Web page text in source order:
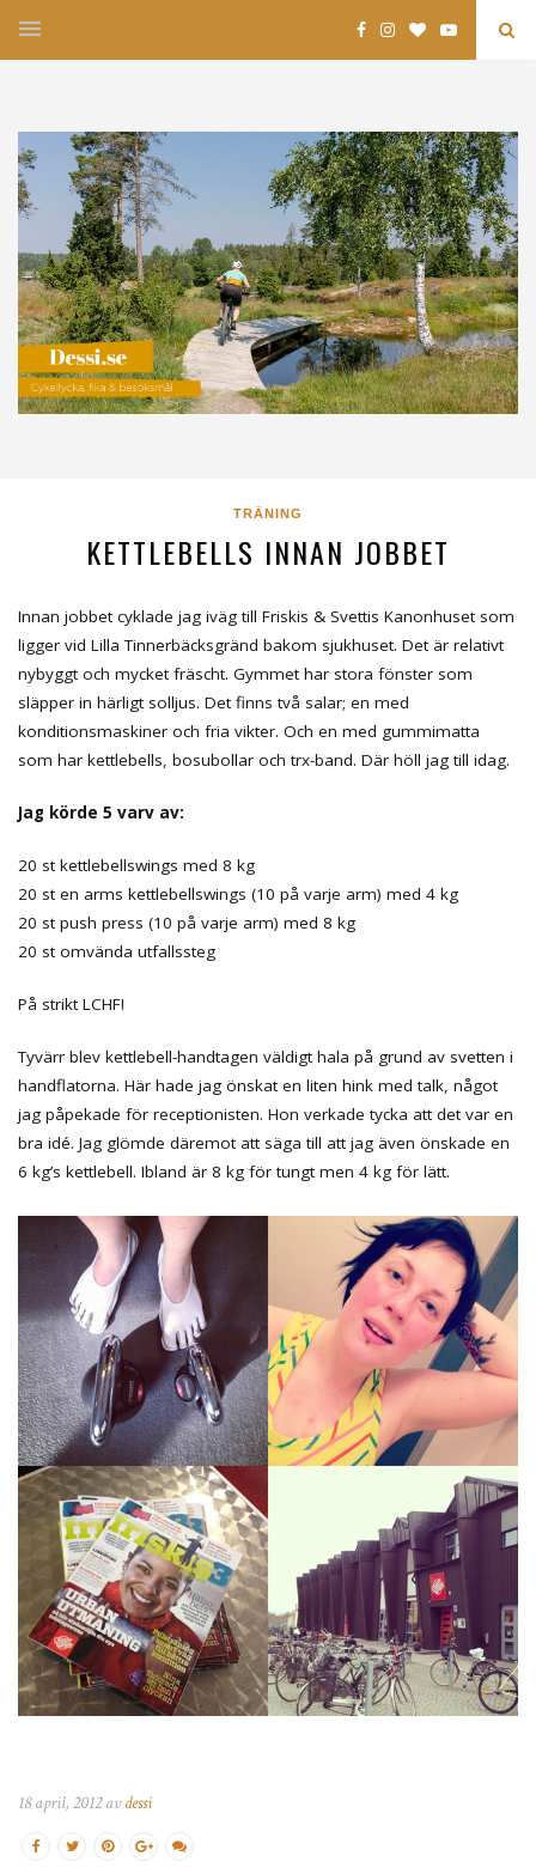
TRÄNING
KETTLEBELLS INNAN JOBBET
Innan jobbet cyklade jag iväg till Friskis & Svettis Kanonhuset som
ligger vid Lilla Tinnerbäcksgränd bakom sjukhuset. Det är relativt
nybyggt och mycket fräscht. Gymmet har stora fönster som
släpper in härligt solljus. Det finns två salar; en med
konditionsmaskiner och fria vikter. Och en med gummimatta
som har kettlebells, bosubollar och trx-band. Där höll jag till idag.
Jag körde 5 varv av:
20 st kettlebellswings med 8 kg
20 st en arms kettlebellswings (10 på varje arm) med 4 kg
20 st push press (10 på varje arm) med 8 kg
20 st omvända utfallssteg
På strikt LCHF!
Tyvärr blev kettlebell-handtagen väldigt hala på grund av svetten i
handflatorna. Här hade jag önskat en liten hink med talk, något
jag påpekade för receptionisten. Hon verkade tycka att det var en
bra idé. Jag glömde däremot att säga till att jag även önskade en
6 kg’s kettlebell. Ibland är 8 kg för tungt men 4 kg för lätt.
18 april, 2012 avdessi